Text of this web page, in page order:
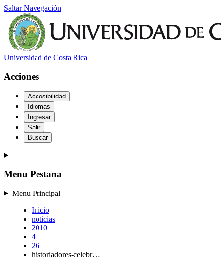
Saltar Navegación
Universidad de Costa Rica
Acciones
Accesibilidad
Idiomas
Ingresar
Salir
Buscar
Menu Pestana
Menu Principal
Inicio
noticias
2010
4
26
historiadores-celebr…